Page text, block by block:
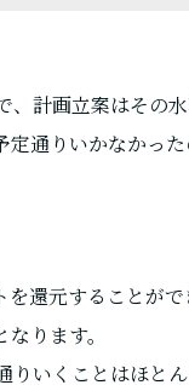
計画立案はその
通りいかなかっ
還元することが
ります。
いくことはほと